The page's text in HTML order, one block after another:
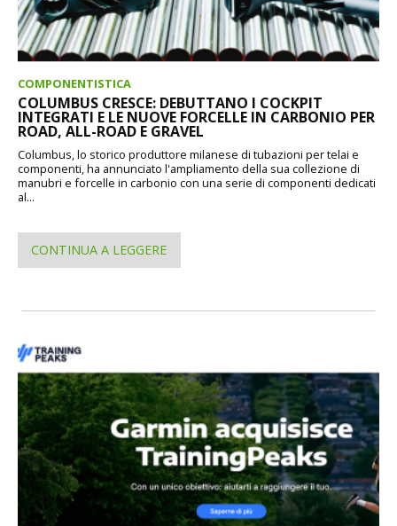
COMPONENTISTICA
COLUMBUS CRESCE: DEBUTTANO I COCKPIT
INTEGRATI E LE NUOVE FORCELLE IN CARBONIO PER
ROAD, ALL-ROAD E GRAVEL
Columbus, lo storico produttore milanese di tubazioni per telai e
componenti, ha annunciato l'ampliamento della sua collezione di
manubri e forcelle in carbonio con una serie di componenti dedicati
al...
CONTINUA A LEGGERE